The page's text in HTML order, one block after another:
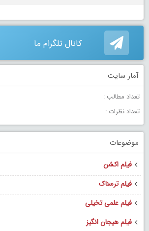
کانال تلگرام ما
آمار سایت
تعداد مطالب :
تعداد نظرات :
موضوعات
فیلم اکشن
فیلم ترسناک
فیلم علمی تخیلی
فیلم هیجان انگیز